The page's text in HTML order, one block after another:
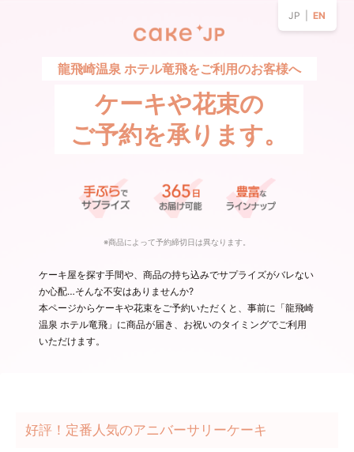
JP |EN
龍飛崎温泉 ホテル竜飛をご利用のお客様へ
ケーキや花束の
ご予約を承ります。
※商品によって予約締切日は異なります。
ケーキ屋を探す手間や、商品の持ち込みでサプライズがバレない
か心配…そんな不安はありませんか?
本ページからケーキや花束をご予約いただくと、事前に「龍飛崎
温泉 ホテル竜飛」に商品が届き、お祝いのタイミングでご利用
いただけます。
好評！定番人気のアニバーサリーケーキ